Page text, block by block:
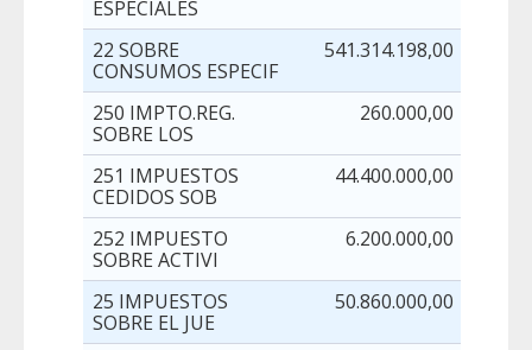
ESPECIALES
22 SOBRE
CONSUMOS ESPECIF
541.314.198,00
250 IMPTO.REG.
SOBRE LOS
260.000,00
251 IMPUESTOS
CEDIDOS SOB
44.400.000,00
252 IMPUESTO
SOBRE ACTIVI
6.200.000,00
25 IMPUESTOS
SOBRE EL JUE
50.860.000,00